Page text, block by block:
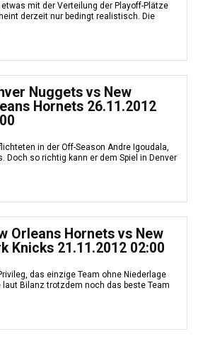
mit der Verteilung der Playoff-Plätze
derzeit nur bedingt realistisch. Die
Nuggets vs New
Hornets 26.11.2012
in der Off-Season Andre Igoudala,
Doch so richtig kann er dem Spiel in Denver
Orleans Hornets vs New
Knicks 21.11.2012 02:00
das einzige Team ohne Niederlage
Bilanz trotzdem noch das beste Team